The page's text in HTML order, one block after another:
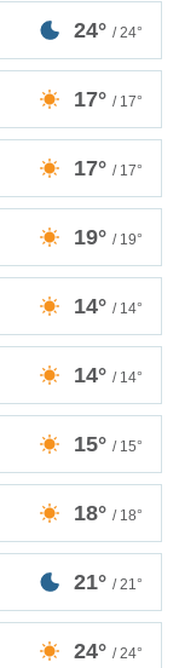
24° / 24°
17° / 17°
17° / 17°
19° / 19°
14° / 14°
14° / 14°
15° / 15°
18° / 18°
21° / 21°
24° / 24°